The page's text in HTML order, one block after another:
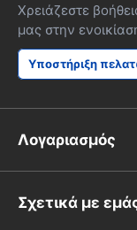
Χρειάζεστε
μας στην
Υποστήριξη
Λογαριασμός
Σχετικά με